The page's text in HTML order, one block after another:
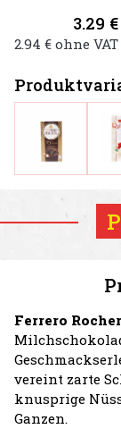
3.29 €
2.94 € ohne VAT
Ferrero
vereint zarte
knusprige
Ganzen.